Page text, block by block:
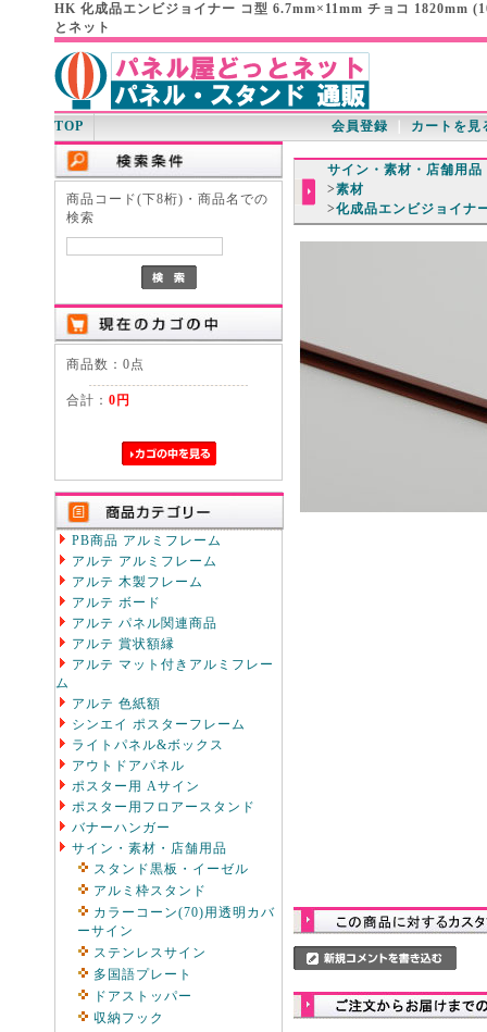
HK 化成品エンビジョイナー コ型 6.7mm×11mm チョコ 1820mm
とネット
TOP 会員登録 カートを見
商品コード(下8桁)・商品名での
検索
商品数：0点
合計： 0円
PB商品 アルミフレーム
アルテ アルミフレーム
アルテ 木製フレーム
アルテ ボード
アルテ パネル関連商品
アルテ 賞状額縁
アルテ マット付きアルミフレー
ム
アルテ 色紙額
シンエイ ポスターフレーム
ライトパネル&ボックス
アウトドアパネル
ポスター用 Aサイン
ポスター用フロアースタンド
バナーハンガー
サイン・素材・店舗用品
スタンド黒板・イーゼル
アルミ枠スタンド
カラーコーン(70)用透明カバ
ーサイン
ステンレスサイン
多国語プレート
ドアストッパー
収納フック
サイン・素材・店舗用品
>素材
>化成品エンビジョイナ